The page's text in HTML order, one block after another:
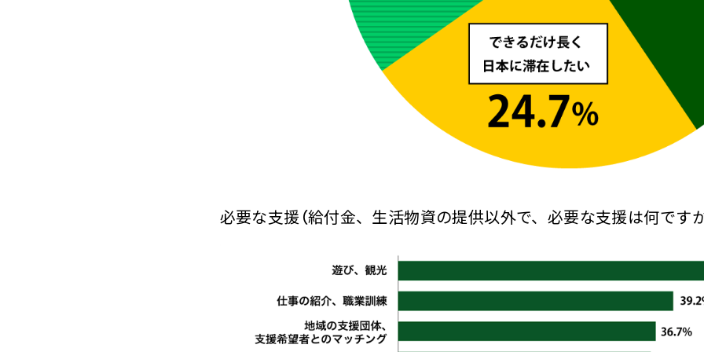
必要な支援（給付金、生活物資の提供以外で、必要な支援は何です